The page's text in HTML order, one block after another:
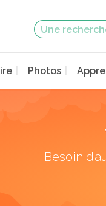
Photos
Besoin